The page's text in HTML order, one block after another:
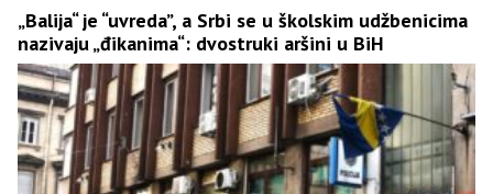
„Balija“ je “uvreda”, a Srbi se u školskim udžbenicima
nazivaju „đikanima“: dvostruki aršini u BiH